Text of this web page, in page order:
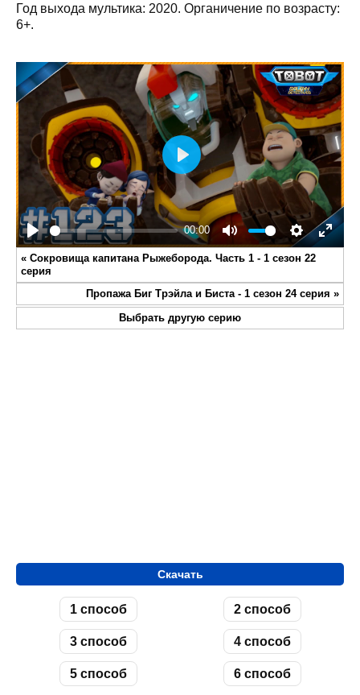
Год выхода мультика: 2020. Органичение по возрасту:
6+.
Play
00:00
Mute Settings
Enter
Play
« Сокровища капитана Рыжеборода. Часть 1 - 1 сезон 22
серия
Пропажа Биг Трэйла и Биста - 1 сезон 24 серия »
Выбрать другую серию
Скачать
1 способ 2 способ
3 способ 4 способ
5 способ 6 способ